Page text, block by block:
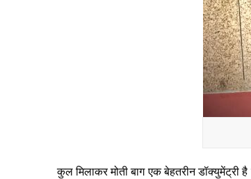
कुल मिलाकर मोती बाग एक बेहतरीन